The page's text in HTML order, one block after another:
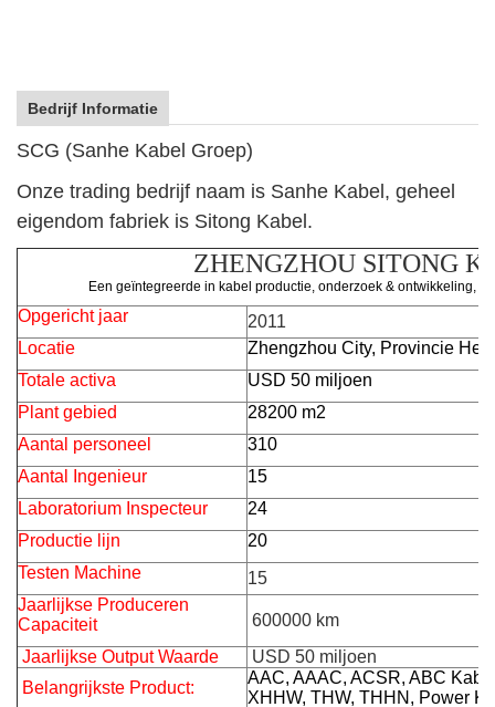
Bedrijf Informatie
SCG (Sanhe Kabel Groep)
Onze trading bedrijf naam is Sanhe Kabel, geheel
eigendom fabriek is Sitong Kabel.
ZHENGZHOU SITONG
Een geïntegreerde in kabel productie, onderzoek & ontwikkeling,
Opgericht jaar
2011
Locatie
Zhengzhou City, Provincie
Totale activa
USD 50 miljoen
Plant gebied
28200 m2
Aantal personeel
310
Aantal Ingenieur
15
Laboratorium Inspecteur
24
Productie lijn
20
Testen Machine
15
Jaarlijkse Produceren
Capaciteit
600000 km
Jaarlijkse Output Waarde
USD 50 miljoen
Belangrijkste Product:
AAC, AAAC, ACSR, ABC
XHHW, THW, THHN, Power